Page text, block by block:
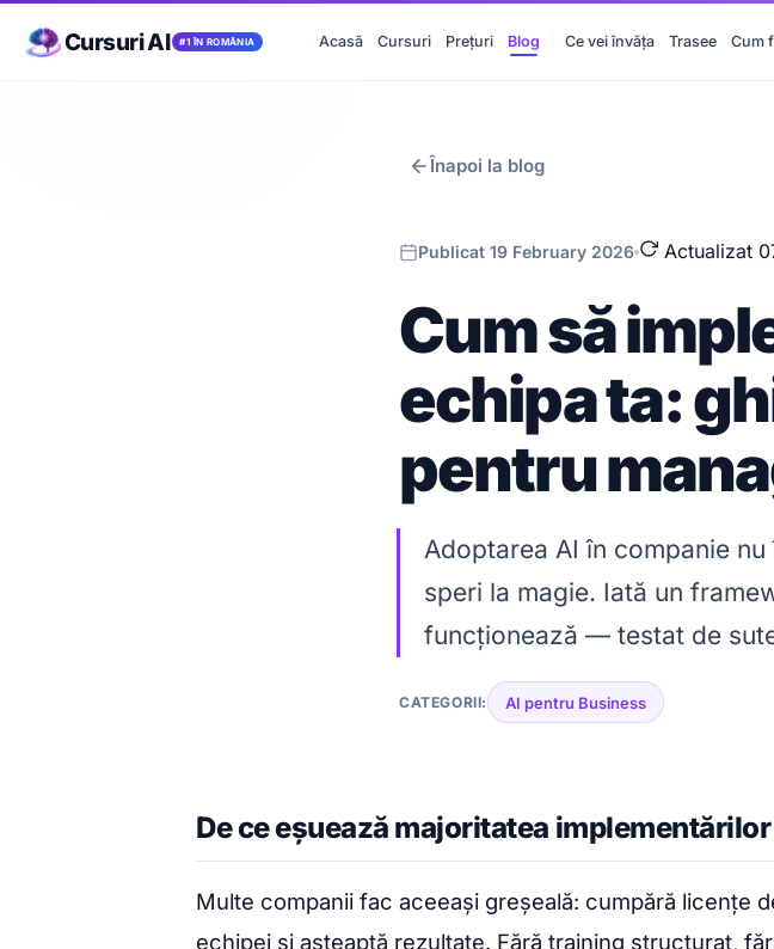
Cursuri AI #1 ÎN ROMÂNIA Acasă Cursuri Prețuri Blog Ce vei învăța Trasee Cum
Înapoi la blog
Publicat 19 February 2026 Actualizat
Cum să
echipa ta:
pentru
Adoptarea AI în companie
speri la magie. Iată un
funcționează — testat de
CATEGORII: AI pentru Business
De ce eșuează majoritatea implementărilor
Multe companii fac aceeași greșeală: cumpără licențe
echipei și așteaptă rezultate. Fără training structurat,